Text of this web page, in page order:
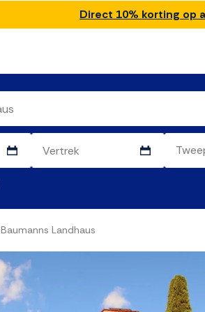
Direct 10% korting op
Baumanns Landhaus